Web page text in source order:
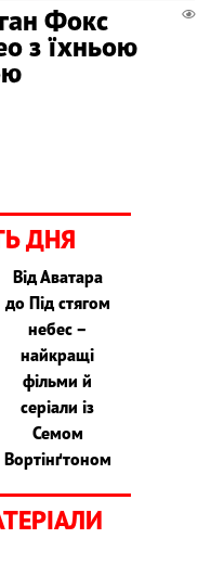
Фокс
з їхньою
ДНЯ
Від Аватара
до Під стягом
небес –
найкращі
фільми й
серіали із
Семом
Вортінґтоном